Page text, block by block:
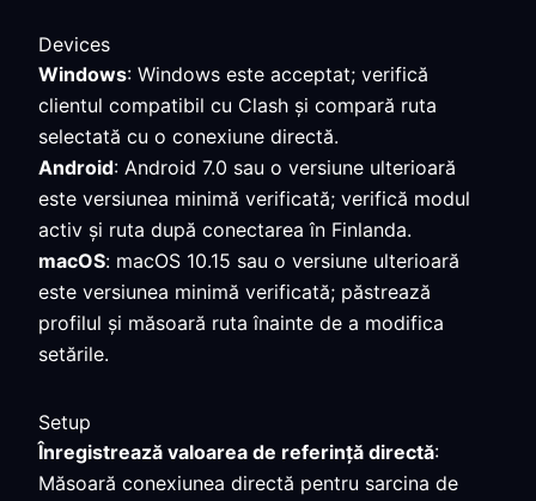
Devices
Windows: Windows este acceptat; verifică
clientul compatibil cu Clash și compară ruta
selectată cu o conexiune directă.
Android: Android 7.0 sau o versiune ulterioară
este versiunea minimă verificată; verifică modul
activ și ruta după conectarea în Finlanda.
macOS: macOS 10.15 sau o versiune ulterioară
este versiunea minimă verificată; păstrează
profilul și măsoară ruta înainte de a modifica
setările.
Setup
Înregistrează valoarea de referință directă:
Măsoară conexiunea directă pentru sarcina de